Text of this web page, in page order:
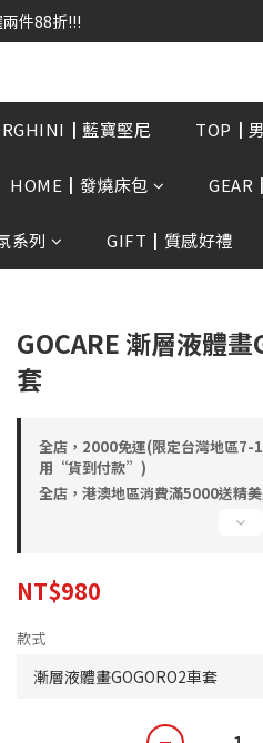
兩件88折!!!
兩件88折!!!
幣 送完為止!  滿$3000再贈現金卷
兩件88折!!!
藍寶堅尼 TOP┃
HOME┃發燒床包
系列 GIFT┃質感好禮
GOCARE 漸層液體
套
全店，2000免運(限定台灣地區7-
用“貨到付款”)
全店，港澳地區消費滿5000送精
NT$980
款式